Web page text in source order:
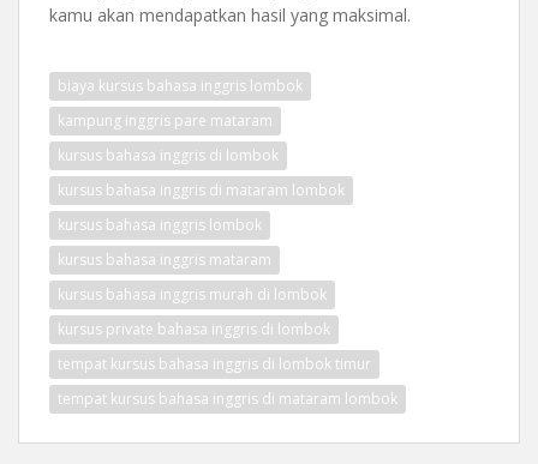
kamu akan mendapatkan hasil yang maksimal.
biaya kursus bahasa inggris lombok
kampung inggris pare mataram
kursus bahasa inggris di lombok
kursus bahasa inggris di mataram lombok
kursus bahasa inggris lombok
kursus bahasa inggris mataram
kursus bahasa inggris murah di lombok
kursus private bahasa inggris di lombok
tempat kursus bahasa inggris di lombok timur
tempat kursus bahasa inggris di mataram lombok